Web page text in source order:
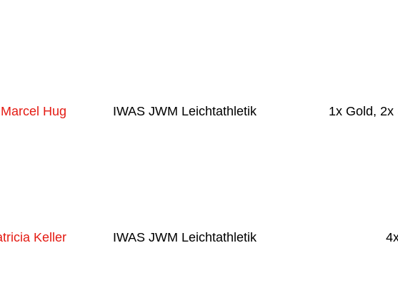
Marcel Hug IWAS JWM Leichtathletik 1x Gold, 2x
Keller IWAS JWM Leichtathletik